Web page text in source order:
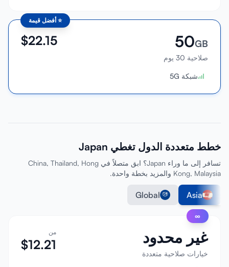
⭐أفضل قيمة
50GB
صلاحية 30 يوم
$22.15
شبكة 5G
خطط متعددة الدول تغطي Japan
تسافر إلى ما وراء Japan؟ ابق متصلاً في China, Thailand, Hong
Kong, Malaysia والمزيد بخطة واحدة.
Asia
Global
∞
غير محدود
خيارات صلاحية متعددة
من
$12.21